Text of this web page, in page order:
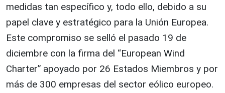
medidas tan específico y, todo ello, debido a su
papel clave y estratégico para la Unión Europea.
Este compromiso se selló el pasado 19 de
diciembre con la firma del “European Wind
Charter” apoyado por 26 Estados Miembros y por
más de 300 empresas del sector eólico europeo.